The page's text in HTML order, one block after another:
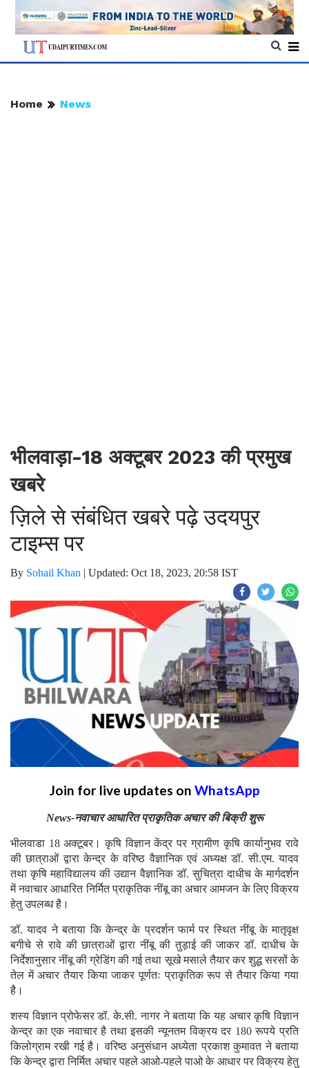
Home News
भीलवाड़ा-18 अक्टूबर 2023 की प्रमुख
खबरे
ज़िले से संबंधित खबरे पढ़े उदयपुर
टाइम्स पर
By Sohail Khan | Updated: Oct 18, 2023, 20:58 IST
Join for live updates on WhatsApp
News-नवाचार आधारित प्राकृतिक अचार की बिक्री शुरू
भीलवाडा 18 अक्टूबर। कृषि विज्ञान केंद्र पर ग्रामीण कृषि कार्यानुभव रावे
की छात्राओं द्वारा केन्द्र के वरिष्ठ वैज्ञानिक एवं अध्यक्ष डॉ. सी.एम. यादव
तथा कृषि महाविद्यालय की उद्यान वैज्ञानिक डॉ. सुचित्रा दाधीच के मार्गदर्शन
में नवाचार आधारित निर्मित प्राकृतिक नींबू का अचार आमजन के लिए विक्रय
हेतु उपलब्ध है।
डॉ. यादव ने बताया कि केन्द्र के प्रदर्शन फार्म पर स्थित नींबू के मातृवृक्ष
बगीचे से रावे की छात्राओं द्वारा नींबू की तुड़ाई की जाकर डॉ. दाधीच के
निर्देशानुसार नींबू की ग्रेडिंग की गई तथा सूखे मसाले तैयार कर शुद्ध सरसों के
तेल में अचार तैयार किया जाकर पूर्णतः प्राकृतिक रूप से तैयार किया गया
है।
शस्य विज्ञान प्रोफेसर डॉ. के.सी. नागर ने बताया कि यह अचार कृषि विज्ञान
केन्द्र का एक नवाचार है तथा इसकी न्यूनतम विक्रय दर 180 रूपये प्रति
किलोग्राम रखी गई है। वरिष्ठ अनुसंधान अध्येता प्रकाश कुमावत ने बताया
कि केन्द्र द्वारा निर्मित अचार पहले आओ-पहले पाओ के आधार पर विक्रय हेतु